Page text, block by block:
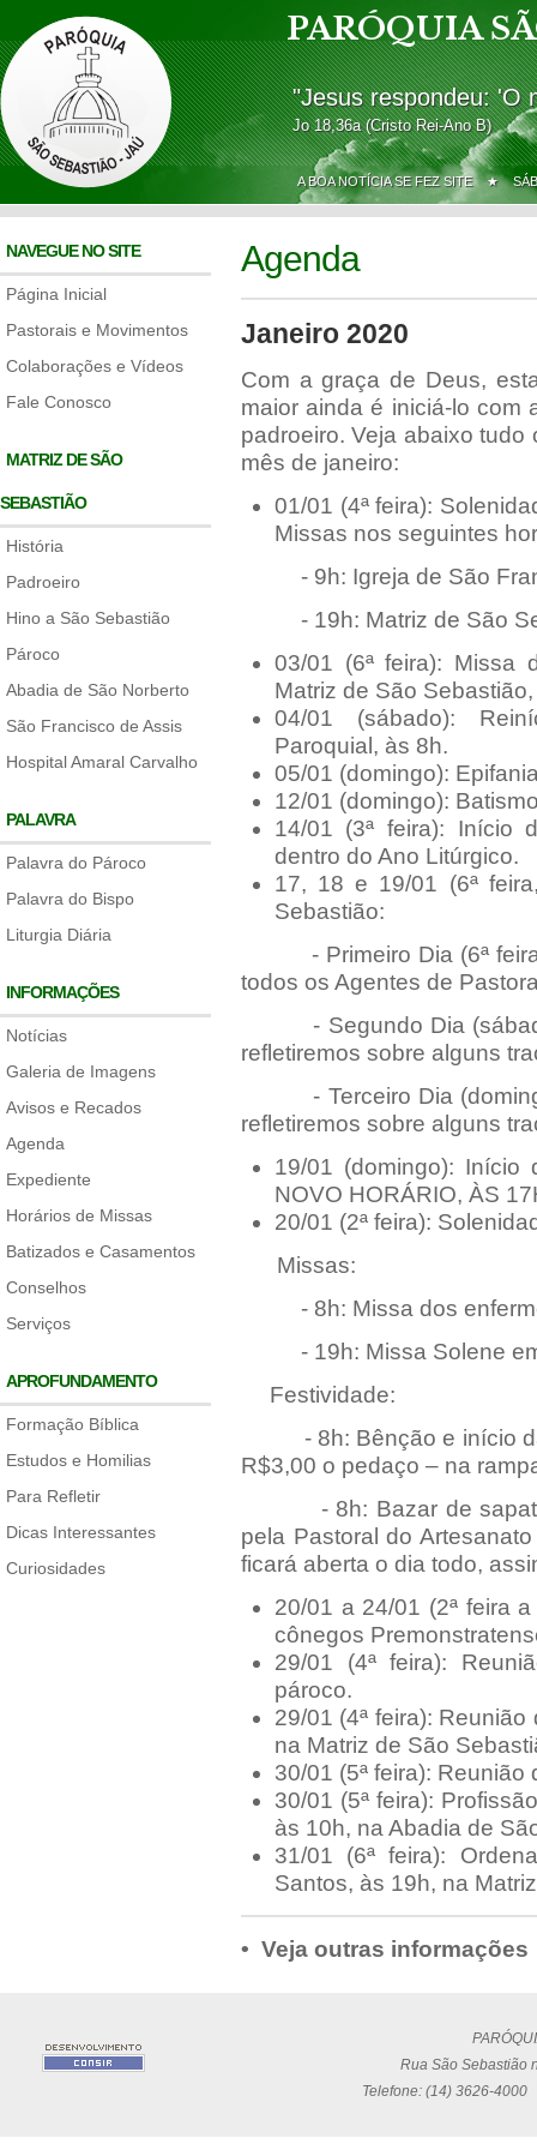
PARÓQUIA
"Jesus respondeu: 'O
Jo 18,36a (Cristo Rei-Ano B)
A BOA NOTÍCIA SE FEZ SITE ★
NAVEGUE NO SITE
Página Inicial
Pastorais e Movimentos
Colaborações e Vídeos
Fale Conosco
MATRIZ DE SÃO
SEBASTIÃO
História
Padroeiro
Hino a São Sebastião
Pároco
Abadia de São Norberto
São Francisco de Assis
Hospital Amaral Carvalho
PALAVRA
Palavra do Pároco
Palavra do Bispo
Liturgia Diária
INFORMAÇÕES
Notícias
Galeria de Imagens
Avisos e Recados
Agenda
Expediente
Horários de Missas
Batizados e Casamentos
Conselhos
Serviços
APROFUNDAMENTO
Formação Bíblica
Estudos e Homilias
Para Refletir
Dicas Interessantes
Curiosidades
Agenda
Janeiro 2020
Com a graça de Deus,
maior ainda é iniciá-lo com
padroeiro. Veja abaixo
mês de janeiro:
01/01 (4ª feira):
Missas nos seguintes
- 9h: Igreja de São
- 19h: Matriz de São
03/01 (6ª feira): Missa
Matriz de São
04/01 (sábado):
Paroquial, às 8h.
05/01 (domingo):
12/01 (domingo):
14/01 (3ª feira): Início
dentro do Ano Litúrgico.
17, 18 e 19/01 (6ª
Sebastião:
- Primeiro Dia (6ª feira,
todos os Agentes de
- Segundo Dia
refletiremos sobre alguns
- Terceiro Dia
refletiremos sobre alguns
19/01 (domingo):
NOVO HORÁRIO, ÀS
20/01 (2ª feira):
Missas:
- 8h: Missa dos
- 19h: Missa Solene em
Festividade:
- 8h: Bênção e início da
R$3,00 o pedaço – na
- 8h: Bazar de
pela Pastoral do
ficará aberta o dia todo,
20/01 a 24/01 (2ª feira
cônegos
29/01 (4ª feira):
pároco.
29/01 (4ª feira):
na Matriz de São
30/01 (5ª feira):
30/01 (5ª feira):
às 10h, na Abadia de
31/01 (6ª feira):
Santos, às 19h, na
• Veja outras informações
Rua São Sebastião
Telefone: (14) 3626-